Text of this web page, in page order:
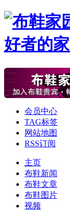
会员中心
TAG标签
网站地图
RSS订阅
主页
布鞋新闻
布鞋文章
布鞋图片
视频